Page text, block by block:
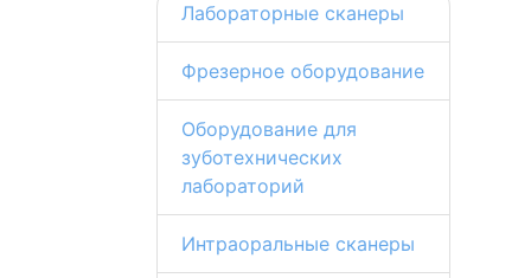
Лабораторные сканеры
Фрезерное оборудование
Оборудование для
зуботехнических
лабораторий
Интраоральные сканеры